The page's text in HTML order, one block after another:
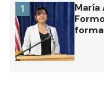
María
1